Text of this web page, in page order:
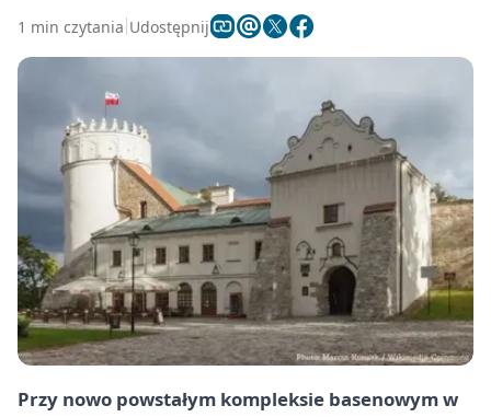
1 min czytania Udostępnij
Przy nowo powstałym kompleksie basenowym w